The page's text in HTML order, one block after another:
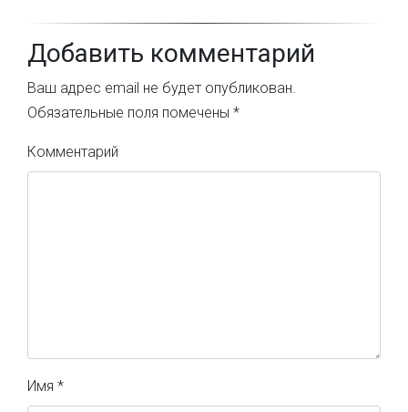
Добавить комментарий
Ваш адрес email не будет опубликован.
Обязательные поля помечены *
Комментарий
Имя *